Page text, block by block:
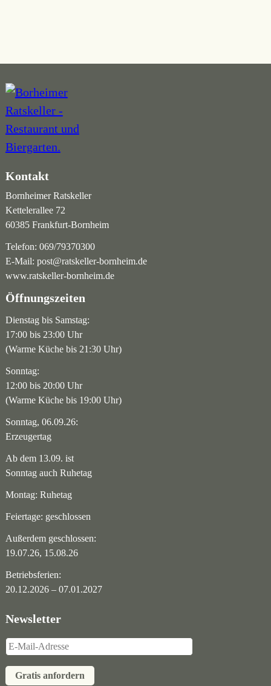
Kontakt
Bornheimer Ratskeller
Kettelerallee 72
60385 Frankfurt-Bornheim
Telefon: 069/79370300
E-Mail: post@ratskeller-bornheim.de
www.ratskeller-bornheim.de
Öffnungszeiten
Dienstag bis Samstag:
17:00 bis 23:00 Uhr
(Warme Küche bis 21:30 Uhr)
Sonntag:
12:00 bis 20:00 Uhr
(Warme Küche bis 19:00 Uhr)
Sonntag, 06.09.26:
Erzeugertag
Ab dem 13.09. ist
Sonntag auch Ruhetag
Montag: Ruhetag
Feiertage: geschlossen
Außerdem geschlossen:
19.07.26, 15.08.26
Betriebsferien:
20.12.2026 – 07.01.2027
Newsletter
Gratis anfordern